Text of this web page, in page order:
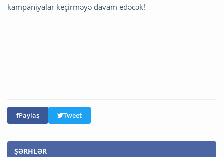
kampaniyalar keçirməyə davam edəcək!
Paylaş Tweet
ŞƏRHLƏR